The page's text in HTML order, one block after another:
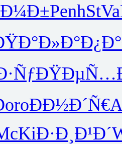
PenhStVa
ÐÐ½Ð´Ñ€
Ð·Ð¸Ð¹Ð´